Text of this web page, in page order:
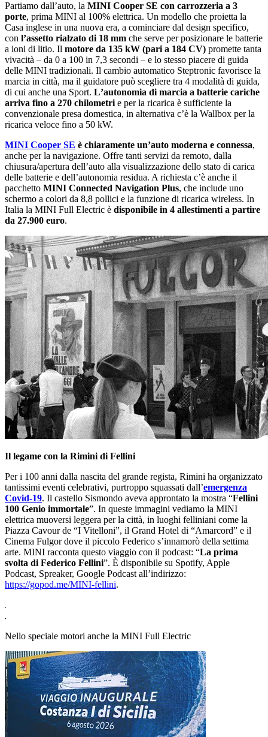
Partiamo dallʼauto, la MINI Cooper SE con carrozzeria a 3
porte, prima MINI al 100% elettrica. Un modello che proietta la
Casa inglese in una nuova era, a cominciare dal design specifico,
con lʼassetto rialzato di 18 mm che serve per posizionare le batterie
a ioni di litio. Il motore da 135 kW (pari a 184 CV) promette tanta
vivacità ‒ da 0 a 100 in 7,3 secondi ‒ e lo stesso piacere di guida
delle MINI tradizionali. Il cambio automatico Steptronic favorisce la
marcia in città, ma il guidatore può scegliere tra 4 modalità di guida,
di cui anche una Sport. Lʼautonomia di marcia a batterie cariche
arriva fino a 270 chilometri e per la ricarica è sufficiente la
convenzionale presa domestica, in alternativa cʼè la Wallbox per la
ricarica veloce fino a 50 kW.
MINI Cooper SE è chiaramente unʼauto moderna e connessa,
anche per la navigazione. Offre tanti servizi da remoto, dalla
chiusura/apertura dellʼauto alla visualizzazione dello stato di carica
delle batterie e dellʼautonomia residua. A richiesta cʼè anche il
pacchetto MINI Connected Navigation Plus, che include uno
schermo a colori da 8,8 pollici e la funzione di ricarica wireless. In
Italia la MINI Full Electric è disponibile in 4 allestimenti a partire
da 27.900 euro.
Il legame con la Rimini di Fellini
Per i 100 anni dalla nascita del grande regista, Rimini ha organizzato
tantissimi eventi celebrativi, purtroppo squassati dallʼemergenza
Covid-19. Il castello Sismondo aveva approntato la mostra “Fellini
100 Genio immortale”. In queste immagini vediamo la MINI
elettrica muoversi leggera per la città, in luoghi felliniani come la
Piazza Cavour de “I Vitelloni”, il Grand Hotel di “Amarcord” e il
Cinema Fulgor dove il piccolo Federico sʼinnamorò della settima
arte. MINI racconta questo viaggio con il podcast: “La prima
svolta di Federico Fellini”. È disponibile su Spotify, Apple
Podcast, Spreaker, Google Podcast allʼindirizzo:
https://gopod.me/MINI-fellini.
Nello speciale motori anche la MINI Full Electric